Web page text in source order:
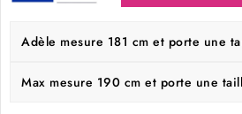
Adèle mesure 181 cm et porte une
Max mesure 190 cm et porte une